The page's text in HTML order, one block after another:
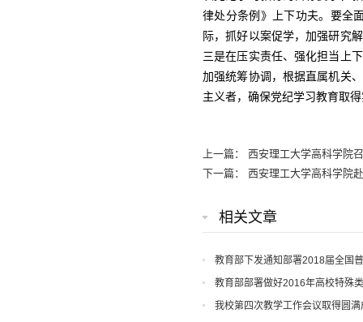
律处分条例》上下功夫。要全
际，抓好以案促学，加强研究
三是在压实责任、强化担当上
加强统筹协调，根据直属机关
主义者，确保党纪学习教育取
上一篇： 西安理工大学高科学院
下一篇： 西安理工大学高科学院
相关文章
教育部下发通知部署2018届全国
教育部部署做好2016年高校特殊
我校第四次教学工作会议取得圆满